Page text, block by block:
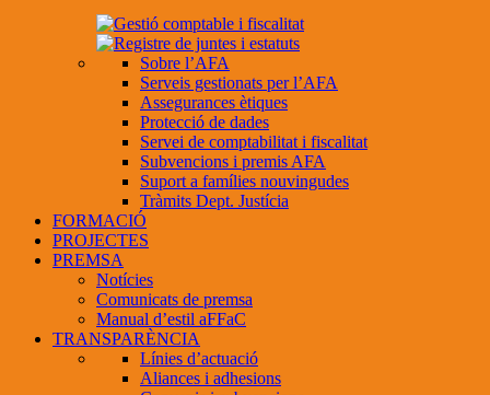
Sobre l’AFA
Serveis gestionats per l’AFA
Assegurances ètiques
Protecció de dades
Servei de comptabilitat i fiscalitat
Subvencions i premis AFA
Suport a famílies nouvingudes
Tràmits Dept. Justícia
FORMACIÓ
PROJECTES
PREMSA
Notícies
Comunicats de premsa
Manual d’estil aFFaC
TRANSPARÈNCIA
Línies d’actuació
Aliances i adhesions